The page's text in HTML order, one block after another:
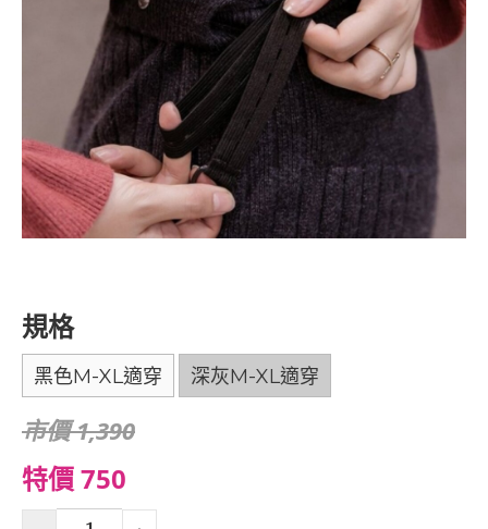
規格
黑色M-XL適穿 深灰M-XL適穿
市價 1,390
特價 750